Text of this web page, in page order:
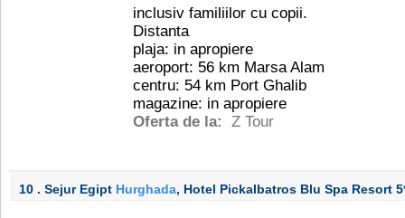
inclusiv familiilor cu copii.
Distanta
plaja: in apropiere
aeroport: 56 km Marsa Alam
centru: 54 km Port Ghalib
magazine: in apropiere
Oferta de la:
Z Tour
10 . Sejur Egipt Hurghada, Hotel Pickalbatros Blu Spa Resort